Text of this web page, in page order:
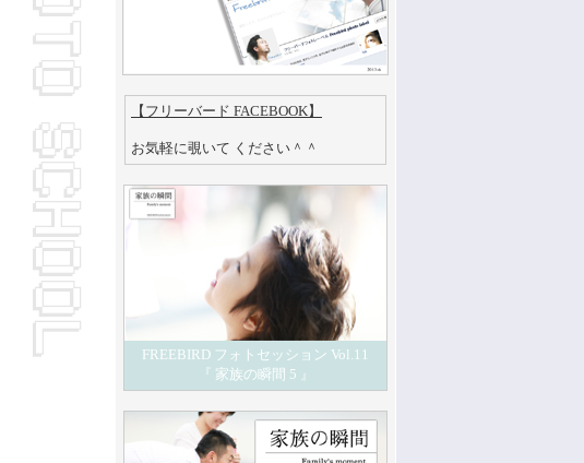
【フリーバード FACEBOOK】
お気軽に覗いて ください＾＾
FREEBIRD フォトセッション Vol.11
『 家族の瞬間 5 』